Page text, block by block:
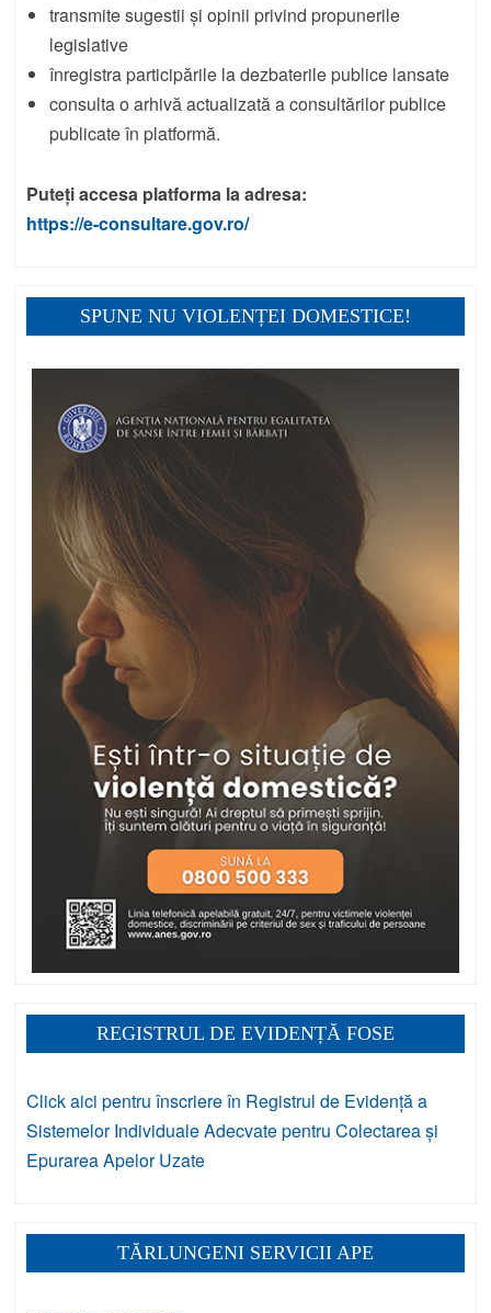
transmite sugestii și opinii privind propunerile
legislative
înregistra participările la dezbaterile publice lansate
consulta o arhivă actualizată a consultărilor publice
publicate în platformă.
Puteți accesa platforma la adresa:
https://e-consultare.gov.ro/
SPUNE NU VIOLENȚEI DOMESTICE!
REGISTRUL DE EVIDENȚĂ FOSE
Click aici pentru înscriere în Registrul de Evidență a
Sistemelor Individuale Adecvate pentru Colectarea și
Epurarea Apelor Uzate
TĂRLUNGENI SERVICII APE